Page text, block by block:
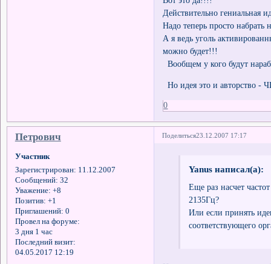
Действительно гениальная
Надо теперь просто набрать
А я ведь уголь
можно будет!!!
Вообщем у кого будут
Но идея это и
0
Поделиться23.12.2007 17:17
Петрович
Участник
Зарегистрирован: 11.12.2007
Сообщений: 32
Уважение: +8
Позитив: +1
Приглашений: 0
Провел на форуме:
3 дня 1 час
Последний визит:
04.05.2017 12:19
Yanus написал(а):
Еще раз насчет
2135Гц?
Или если принять
соответствующего